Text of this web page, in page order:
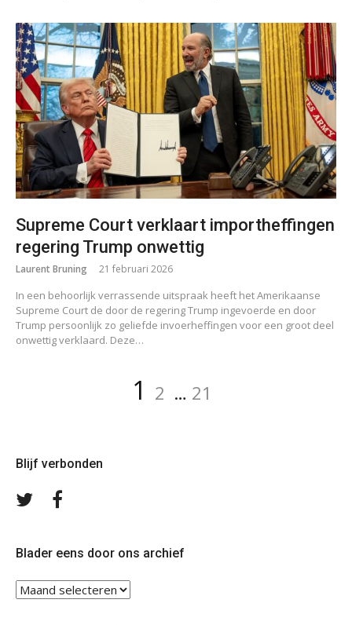
Supreme Court verklaart importheffingen
regering Trump onwettig
Laurent Bruning 21 februari 2026
In een behoorlijk verrassende uitspraak heeft het Amerikaanse
Supreme Court de door de regering Trump ingevoerde en door
Trump persoonlijk zo geliefde invoerheffingen voor een groot deel
onwettig verklaard. Deze…
Pagina
1 Pagina
2 … Pagina
21
Blijf verbonden
Volg
Blader eens door ons archief
Blader
eens